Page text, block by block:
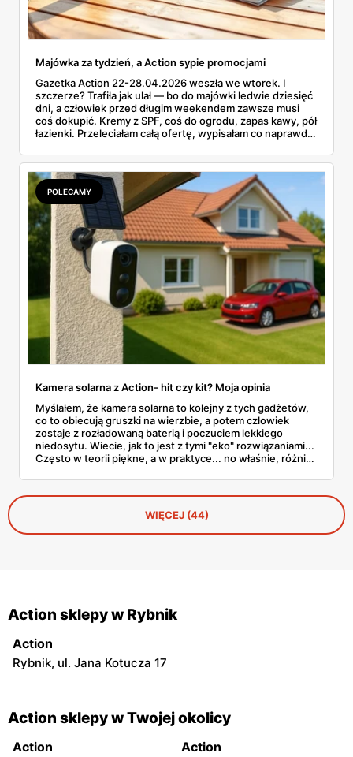
Majówka za tydzień, a Action sypie promocjami
Gazetka Action 22-28.04.2026 weszła we wtorek. I
szczerze? Trafiła jak ulał — bo do majówki ledwie dziesięć
dni, a człowiek przed długim weekendem zawsze musi
coś dokupić. Kremy z SPF, coś do ogrodu, zapas kawy, pół
łazienki. Przeleciałam całą ofertę, wypisałam co naprawdę
wszystko w tym tygodniu to hit. Ceny od 2,99 zł za
rękawice do 379 zł za fotel wiszący. Coś dla każdej
kieszeni.
POLECAMY
Kamera solarna z Action- hit czy kit? Moja opinia
Myślałem, że kamera solarna to kolejny z tych gadżetów,
co to obiecują gruszki na wierzbie, a potem człowiek
zostaje z rozładowaną baterią i poczuciem lekkiego
niedosytu. Wiecie, jak to jest z tymi "eko" rozwiązaniami...
Często w teorii piękne, a w praktyce... no właśnie, różnie.
pozytywnie mnie zaskoczyła!
WIĘCEJ (44)
Action sklepy w Rybnik
Action
Rybnik, ul. Jana Kotucza 17
Action sklepy w Twojej okolicy
Action Action